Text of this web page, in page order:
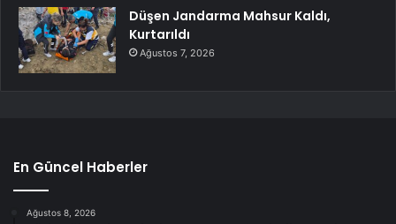
Düşen Jandarma Mahsur Kaldı,
Kurtarıldı
Ağustos 7, 2026
En Güncel Haberler
Ağustos 8, 2026